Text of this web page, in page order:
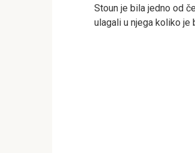
Stoun je bila jedno od
ulagali u njega koliko je